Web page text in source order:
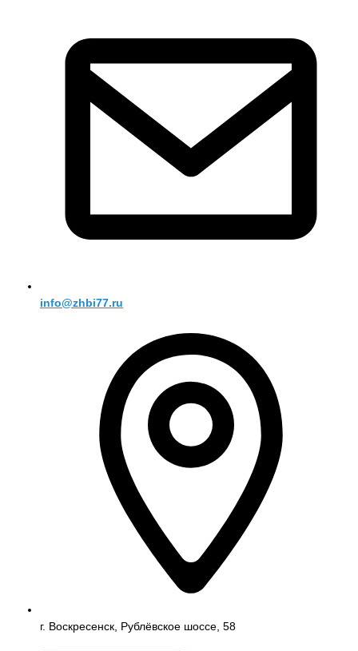
info@zhbi77.ru
г. Воскресенск, Рублёвское шоссе, 58